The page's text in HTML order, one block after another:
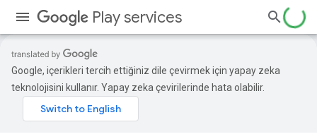
Play services
Google, içerikleri tercih ettiğiniz dile çevirmek için yapay zeka
teknolojisini kullanır. Yapay zeka çevirilerinde hata olabilir.